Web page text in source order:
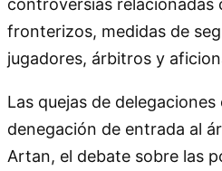
fronterizos, medidas de
jugadores, árbitros y
Las quejas de
denegación de entrada al
Artan, el debate sobre las